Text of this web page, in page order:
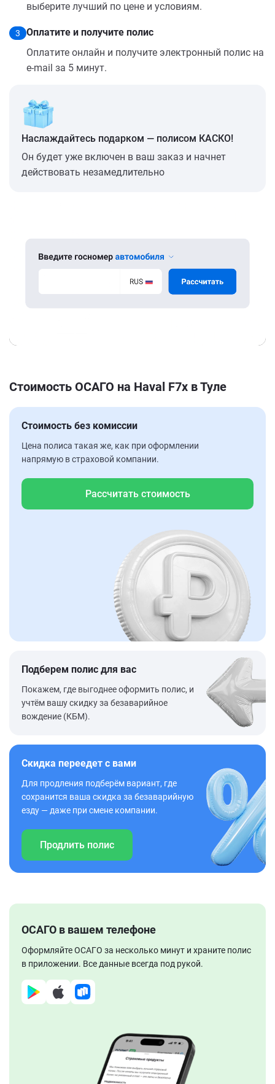
выберите лучший по цене и условиям.
3
Оплатите и получите полис
Оплатите онлайн и получите электронный полис на
e-mail за 5 минут.
Наслаждайтесь подарком — полисом КАСКО!
Он будет уже включен в ваш заказ и начнет
действовать незамедлительно
Стоимость ОСАГО на Haval F7x в Туле
Стоимость без комиссии
Цена полиса такая же, как при оформлении
напрямую в страховой компании.
Рассчитать стоимость
Подберем полис для вас
Покажем, где выгоднее оформить полис, и
учтём вашу скидку за безаварийное
вождение (КБМ).
Скидка переедет с вами
Для продления подберём вариант, где
сохранится ваша скидка за безаварийную
езду — даже при смене компании.
Продлить полис
ОСАГО в вашем телефоне
Оформляйте ОСАГО за несколько минут и храните полис
в приложении. Все данные всегда под рукой.